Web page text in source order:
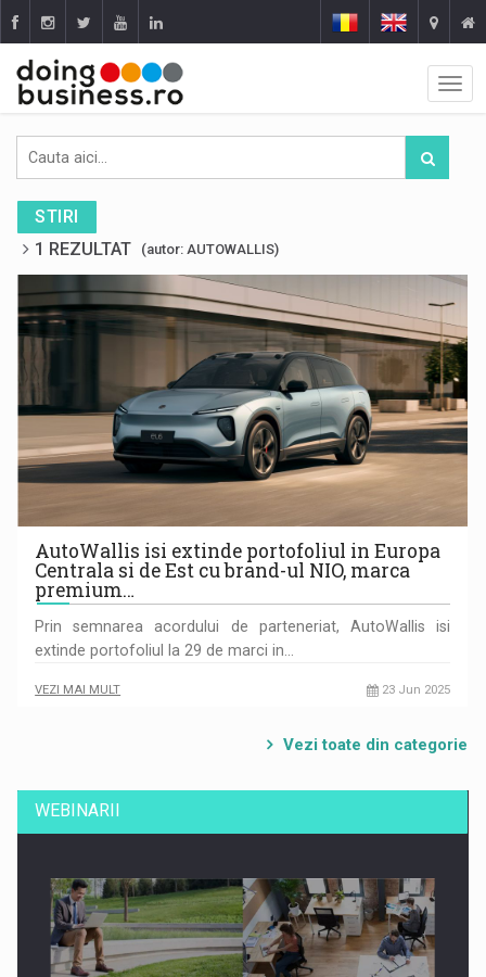
STIRI
1 REZULTAT
(autor: AUTOWALLIS)
AutoWallis isi extinde portofoliul in Europa
Centrala si de Est cu brand-ul NIO, marca
premium…
Prin semnarea acordului de parteneriat, AutoWallis isi
extinde portofoliul la 29 de marci in…
VEZI MAI MULT 23 Jun 2025
Vezi toate din categorie
WEBINARII